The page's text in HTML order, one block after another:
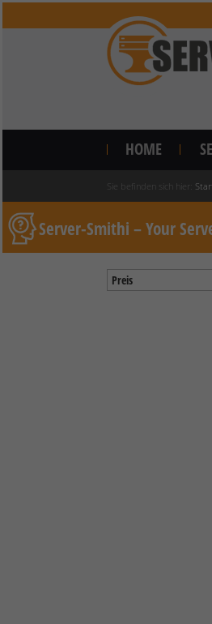
HOME
Sie befinden sich hier:
Server-Smithi – Your
Preis